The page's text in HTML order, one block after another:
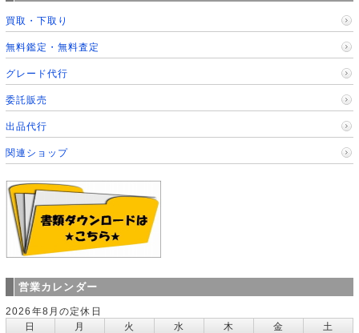
買取・下取り
無料鑑定・無料査定
グレード代行
委託販売
出品代行
関連ショップ
営業カレンダー
2026年8月の定休日
日
月 火 水 木 金
土